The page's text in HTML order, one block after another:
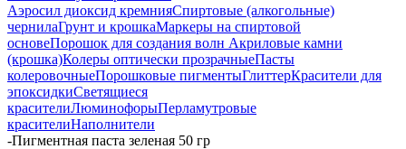
Аэросил диоксид кремнияСпиртовые (алкогольные)
чернилаГрунт и крошкаМаркеры на спиртовой
основеПорошок для создания волн Акриловые камни
(крошка)Колеры оптически прозрачныеПасты
колеровочныеПорошковые пигментыГлиттерКрасители для
эпоксидкиСветящиеся
красителиЛюминофорыПерламутровые
красителиНаполнители
-Пигментная паста зеленая 50 гр